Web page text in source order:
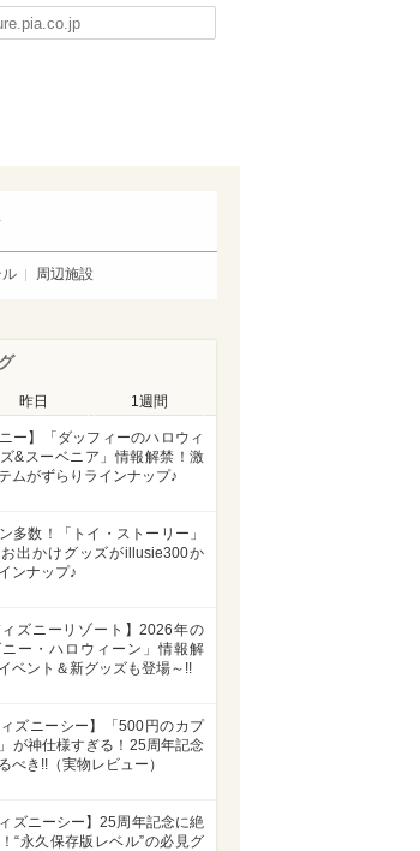
周辺施設
昨日 1週間
ニー】「ダッフィーのハロウィ
&スーベニア」情報解禁！激
ムがずらりラインナップ♪
多数！「トイ・ストーリー」
出かけグッズがillusie300か
ンナップ♪
ィズニーリゾート】2026年の
ニー・ハロウィーン」情報解
ベント＆新グッズも登場～!!
ィズニーシー】「500円のカプ
が神仕様すぎる！25周年記念
べき!!（実物レビュー）
ィズニーシー】25周年記念に絶
“永久保存版レベル”の必見グ